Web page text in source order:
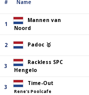
# Name
1
Mannen van
Noord
2 Padoc 🥇
3
Rackless SPC
Hengelo
3
Time-Out
Rene's Poolcafe